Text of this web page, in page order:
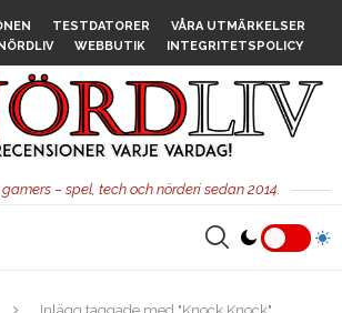
TESTDATORER
VÅRA UTMÄRKELSER
WEBBUTIK INTEGRITETSPOLICY
– spel, tech och nörderi sedan 2014.